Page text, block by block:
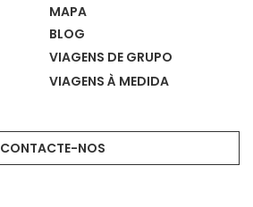
MAPA
BLOG
VIAGENS DE GRUPO
VIAGENS À MEDIDA
CONTACTE-NOS